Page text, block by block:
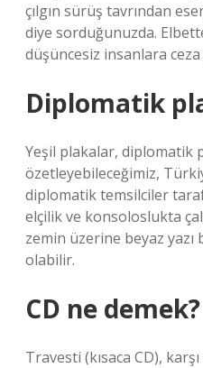
çılgın sürüş tavrından
diye sorduğunuzda.
düşüncesiz insanlara ceza
Diplomatik
Yeşil plakalar, diplomatik
özetleyebileceğimiz,
diplomatik temsilciler
elçilik ve konsoloslukta
zemin üzerine beyaz
olabilir.
CD ne demek?
Travesti (kısaca CD),